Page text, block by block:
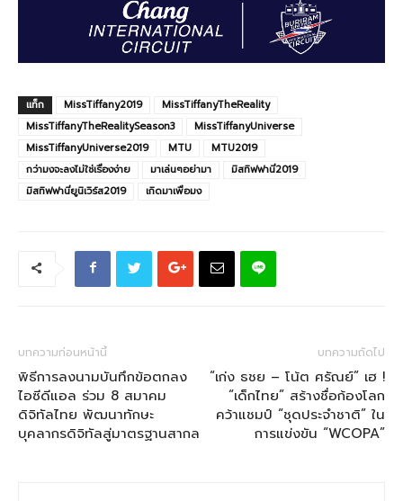
แท็ก MissTiffany2019
MissTiffanyTheReality
MissTiffanyTheRealitySeason3
MissTiffanyUniverse
MissTiffanyUniverse2019
MTU
MTU2019
กว่ามงจะลงไม่ใช่เรื่องง่าย
มาเล่นๆอย่ามา
มิสทิฟฟานี่2019
มิสทิฟฟานี่ยูนิเวิร์ส2019
เกิดมาเพื่อมง
บทความก่อนหน้านี้
พิธีการลงนามบันทึกข้อตกลง
ไอซีดีแอล ร่วม 8 สมาคม
ดิจิทัลไทย พัฒนาทักษะ
บุคลากรดิจิทัลสู่มาตรฐานสากล
บทความถัดไป
“เก่ง ธชย – โน้ต ศรัณย์” เฮ !
“เด็กไทย” สร้างชื่อก้องโลก
คว้าแชมป์ “ชุดประจำชาติ” ใน
การแข่งขัน “WCOPA”